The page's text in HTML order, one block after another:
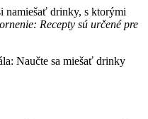
namiešať drinky, s ktorými
Recepty sú určené pre